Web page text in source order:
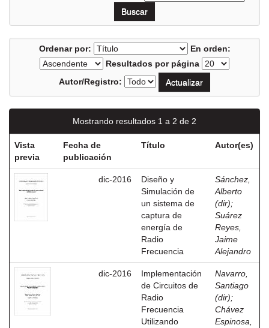
Ordenar por:
En orden:
Resultados por página
Autor/Registro:
Mostrando resultados 1 a 2 de 2
Vista
previa
Fecha de
publicación
Título Autor(es)
dic-2016
Diseño y
Simulación de
un sistema de
captura de
energía de
Radio
Frecuencia
Sánchez,
Alberto
(dir);
Suárez
Reyes,
Jaime
Alejandro
dic-2016
Implementación
de Circuitos de
Radio
Frecuencia
Utilizando
Navarro,
Santiago
(dir);
Chávez
Espinosa,